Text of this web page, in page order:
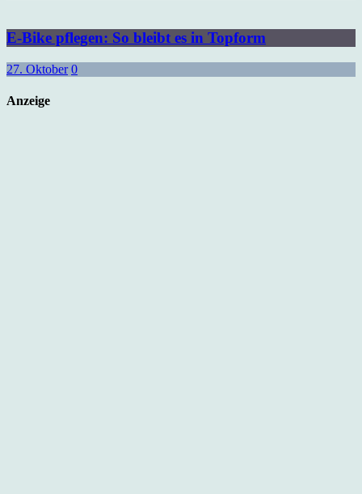
E-Bike pflegen: So bleibt es in Topform
27. Oktober 0
Anzeige